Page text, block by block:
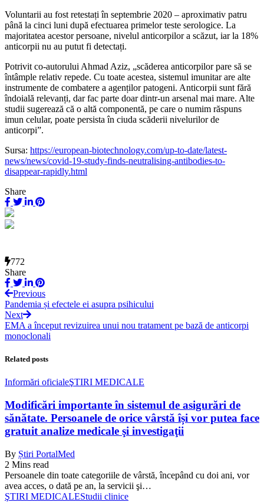
Voluntarii au fost retestați în septembrie 2020 – aproximativ patru
până la cinci luni după efectuarea primelor teste serologice. La
majoritatea acestor persoane, nivelul anticorpilor a scăzut, iar la 18%
anticorpii nu au putut fi detectați.
Potrivit co-autorului Ahmad Aziz, „scăderea anticorpilor pare să se
întâmple relativ repede. Cu toate acestea, sistemul imunitar are alte
instrumente de combatere a agenților patogeni. Anticorpii sunt fără
îndoială relevanți, dar fac parte doar dintr-un arsenal mai mare. Alte
studii sugerează că o altă componentă, pe care o numim răspuns
imun celular, poate persista în ciuda scăderii nivelurilor de
anticorpi”.
Sursa: https://european-biotechnology.com/up-to-date/latest-
news/news/covid-19-study-finds-neutralising-antibodies-to-
disappear-rapidly.html
Share
772
Share
Previous
Pandemia și efectele ei asupra psihicului
Next
EMA a început revizuirea unui nou tratament pe bază de anticorpi
monoclonali
Related posts
Informări oficialeŞTIRI MEDICALE
Modificări importante în sistemul de asigurări de
sănătate. Persoanele de orice vârstă își vor putea face
gratuit analize medicale şi investigaţii
By Știri PortalMed
2 Mins read
Persoanele din toate categoriile de vârstă, începând cu doi ani, vor
avea acces, o dată pe an, la servicii şi…
ŞTIRI MEDICALEStudii clinice